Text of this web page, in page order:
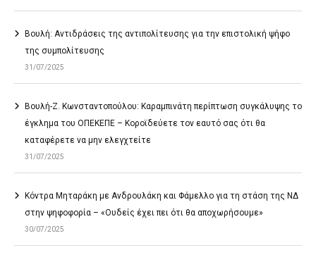
Βουλή: Αντιδράσεις της αντιπολίτευσης για την επιστολική ψήφο
της συμπολίτευσης
31/07/2025
Βουλή-Ζ. Κωνσταντοπούλου: Καραμπινάτη περίπτωση συγκάλυψης το
έγκλημα του ΟΠΕΚΕΠΕ – Κοροϊδεύετε τον εαυτό σας ότι θα
καταφέρετε να μην ελεγχτείτε
31/07/2025
Κόντρα Μηταράκη με Ανδρουλάκη και Φάμελλο για τη στάση της ΝΔ
στην ψηφοφορία – «Ουδείς έχει πει ότι θα αποχωρήσουμε»
30/07/2025